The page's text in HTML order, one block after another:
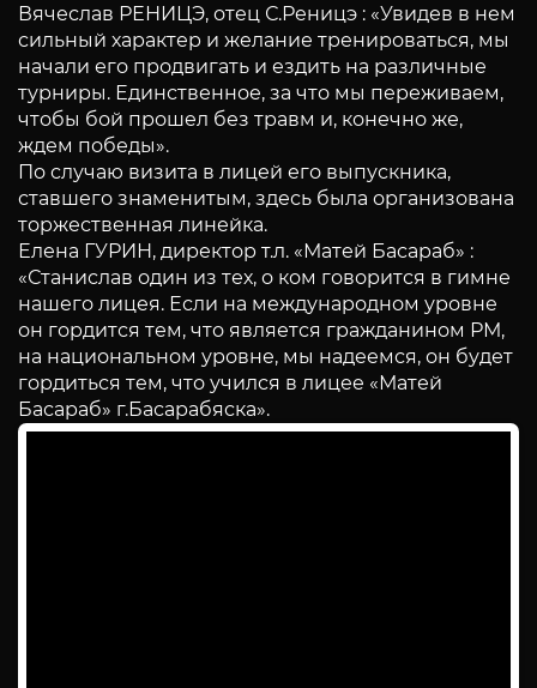
Вячеслав РЕНИЦЭ, отец С.Реницэ : «Увидев в нем
сильный характер и желание тренироваться, мы
начали его продвигать и ездить на различные
турниры. Единственное, за что мы переживаем,
чтобы бой прошел без травм и, конечно же,
ждем победы».
По случаю визита в лицей его выпускника,
ставшего знаменитым, здесь была организована
торжественная линейка.
Елена ГУРИН, директор т.л. «Матей Басараб» :
«Станислав один из тех, о ком говорится в гимне
нашего лицея. Если на международном уровне
он гордится тем, что является гражданином РМ,
на национальном уровне, мы надеемся, он будет
гордиться тем, что учился в лицее «Матей
Басараб» г.Басарабяска».